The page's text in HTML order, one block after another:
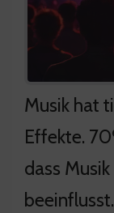
Musik hat
Effekte.
dass